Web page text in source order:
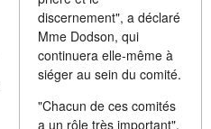
discernement", a déclaré
Mme Dodson, qui
continuera elle-même à
siéger au sein du comité.
"Chacun de ces comités
a un rôle très important",